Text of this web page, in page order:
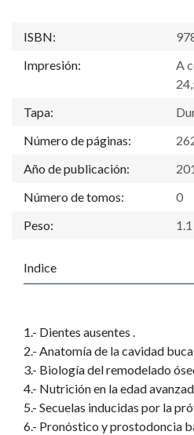
ISBN:
Impresión:
A
Tapa:
Número de páginas:
Año de publicación:
Número de tomos:
0
Peso:
Indice
1.- Dientes ausentes .
2.- Anatomía de la cavidad
3.- Biología del remodelado
4.- Nutrición en la edad
5.- Secuelas inducidas por la
6.- Pronóstico y prostodoncia